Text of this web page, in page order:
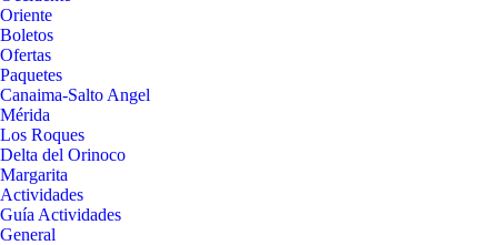
Oriente
Boletos
Ofertas
Paquetes
Canaima-Salto Angel
Mérida
Los Roques
Delta del Orinoco
Margarita
Actividades
Guía Actividades
General